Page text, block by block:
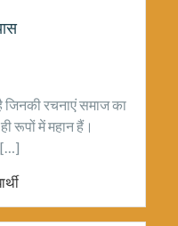
जिनकी रचनाएं समाज का
रूपों में महान हैं।
[…]